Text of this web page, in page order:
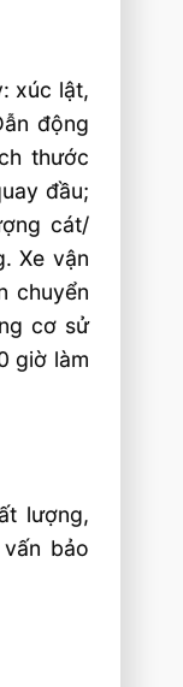
xúc lật,
động
thước
đầu;
cát/
Xe vận
chuyển
cơ sử
giờ làm
lượng,
bảo